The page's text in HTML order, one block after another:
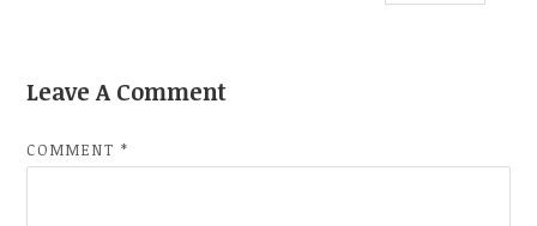
Leave A Comment
COMMENT*